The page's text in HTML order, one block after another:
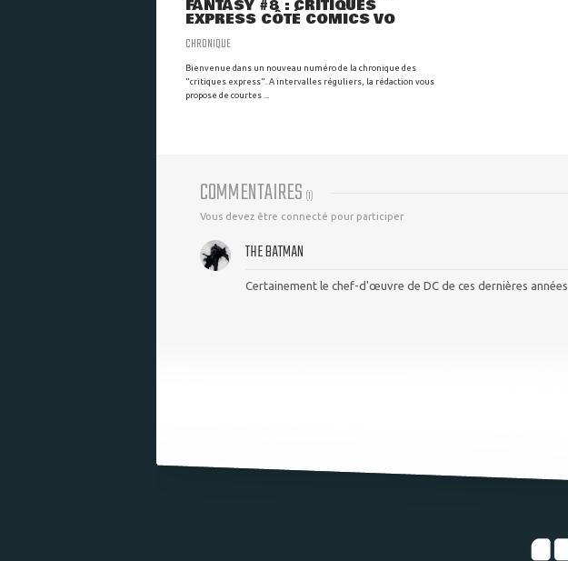
FANTASY #8 : CRITIQUES
EXPRESS CÔTÉ COMICS VO
CHRONIQUE
Bienvenue dans un nouveau numéro de la chronique des
"critiques express". A intervalles réguliers, la rédaction vous
propose de courtes ...
COMMENTAIRES (1)
Vous devez être connecté pour participer
THE BATMAN
Certainement le chef-d'œuvre de DC de ces dernières années.